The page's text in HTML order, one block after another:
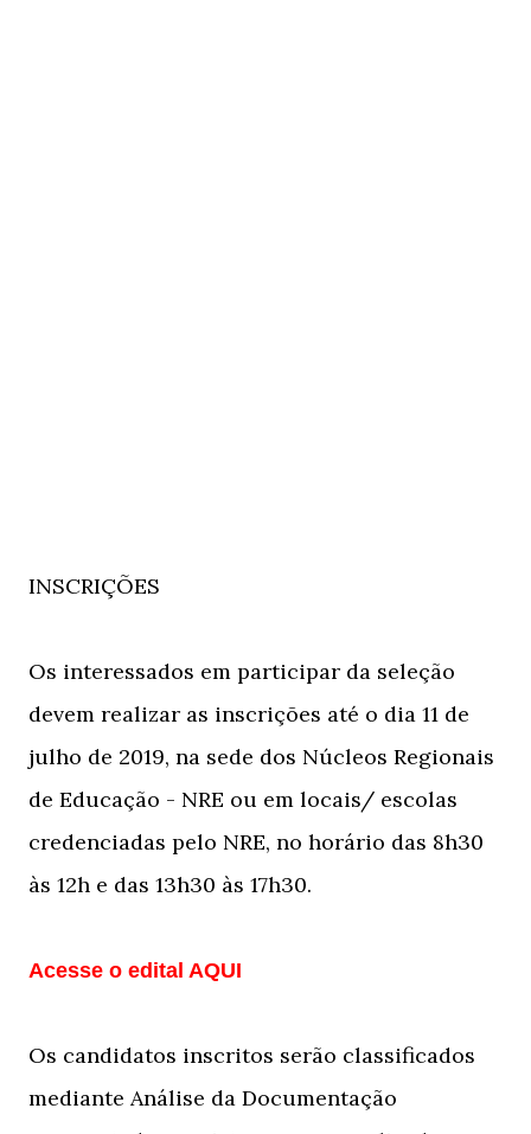
INSCRIÇÕES
Os interessados em participar da seleção
devem realizar as inscrições até o dia 11 de
julho de 2019, na sede dos Núcleos Regionais
de Educação - NRE ou em locais/ escolas
credenciadas pelo NRE, no horário das 8h30
às 12h e das 13h30 às 17h30.
Acesse o edital AQUI
Os candidatos inscritos serão classificados
mediante Análise da Documentação